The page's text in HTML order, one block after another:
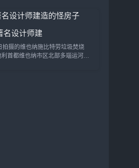
名设计师建
拍摄的维也纳施比特劳垃圾焚烧
利首都维也纳市区北部多瑙运河岸